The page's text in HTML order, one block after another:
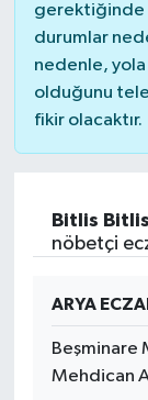
gerektiğinde
durumlar
nedenle, yola
olduğunu
fikir olacaktır.
Bitlis Bitlis
nöbetçi
ARYA
Beşminare
Mehdican